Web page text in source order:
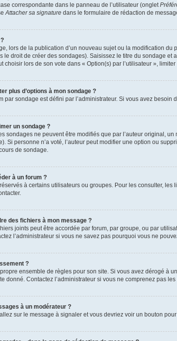
correspondante dans le panneau de l’utilisateur (onglet
Attacher sa signature dans le formulaire de rédaction de
lors de la publication d’un nouveau sujet ou la modification
le droit de créer des sondages). Saisissez le titre du sondage
choisir lors de son vote dans « Option(s) par l’utilisateur »,
plus d’options à mon sondage ?
par sondage est défini par l’administrateur. Si vous avez besoin
un sondage ?
sondages ne peuvent être modifiés que par l’auteur original,
Si personne n’a voté, l’auteur peut modifier une option ou
de sondage.
à un forum ?
à certains utilisateurs ou groupes. Pour les consulter,
des fichiers à mon message ?
joints peut être accordée par forum, par groupe, ou par
l’administrateur si vous ne savez pas pourquoi vous ne
?
ensemble de règles pour son site. Si vous avez dérogé à
donné. Contactez l’administrateur si vous ne comprenez pas
à un modérateur ?
sur le message à signaler et vous devriez voir un bouton